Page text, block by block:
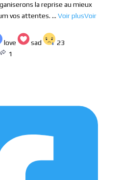
la reprise au mieux
vos attentes. ... Voir plusVoir
love sad
23
1